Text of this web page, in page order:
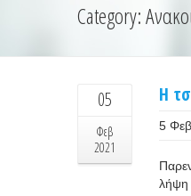
Category:
05
Φεβ
2021
Η
5
λήψη